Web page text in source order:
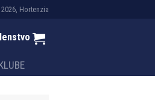
Hortenzia